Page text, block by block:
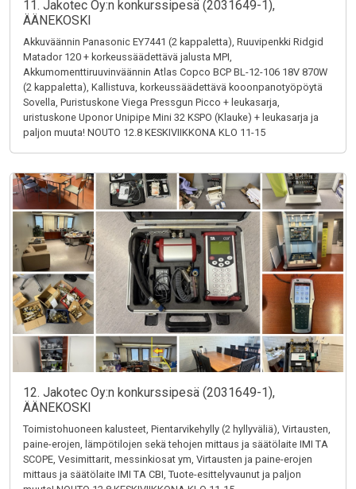
11. Jakotec Oy:n konkurssipesä (2031649-1),
ÄÄNEKOSKI
Akkuväännin Panasonic EY7441 (2 kappaletta), Ruuvipenkki Ridgid
Matador 120 + korkeussäädettävä jalusta MPI,
Akkumomenttiruuvinväännin Atlas Copco BCP BL-12-106 18V 870W
(2 kappaletta), Kallistuva, korkeussäädettävä kooonpanotyöpöytä
Sovella, Puristuskone Viega Pressgun Picco + leukasarja,
uristuskone Uponor Unipipe Mini 32 KSPO (Klauke) + leukasarja ja
paljon muuta! NOUTO 12.8 KESKIVIIKKONA KLO 11-15
12. Jakotec Oy:n konkurssipesä (2031649-1),
ÄÄNEKOSKI
Toimistohuoneen kalusteet, Pientarvikehylly (2 hyllyväliä), Virtausten,
paine-erojen, lämpötilojen sekä tehojen mittaus ja säätölaite IMI TA
SCOPE, Vesimittarit, messinkiosat ym, Virtausten ja paine-erojen
mittaus ja säätölaite IMI TA CBI, Tuote-esittelyvaunut ja paljon